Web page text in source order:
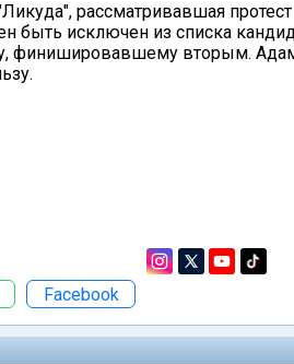
рассматривавшая
быть исключен из списка
финишировавшему вторым.
Facebook